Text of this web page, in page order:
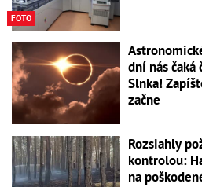
FOTO
dní nás
Slnka!
začne
Rozsiahly
kontrolou:
na